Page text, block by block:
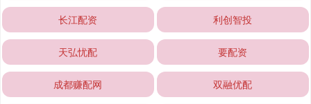
长江配资 利创智投
天弘忧配 要配资
成都赚配网 双融优配